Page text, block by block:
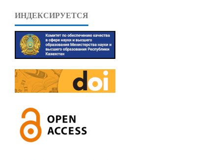
ИНДЕКСИРУЕТСЯ